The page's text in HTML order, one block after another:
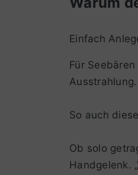
Einfach
Für
So auch
Ob solo
Handgelenk.